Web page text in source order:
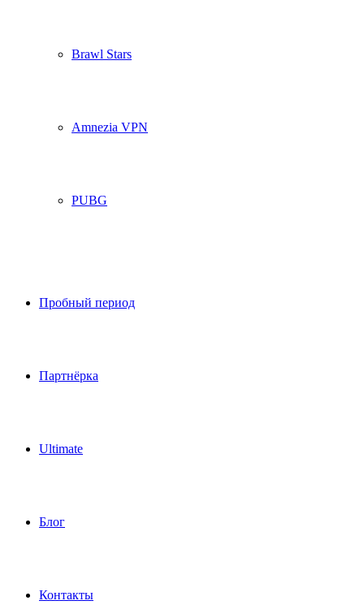
Brawl Stars
Amnezia VPN
PUBG
Пробный период
Партнёрка
Ultimate
Блог
Контакты